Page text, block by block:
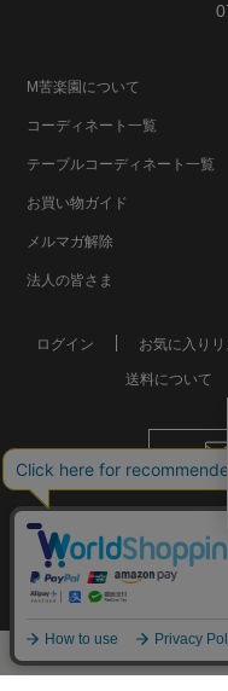
M苦楽園について
コーディネート一覧
テーブルコーディネート一覧
お買い物ガイド
メルマガ解除
法人の皆さま
ログイン お気に入りリ
送料について
会社概要 個人情報保護方針
おしゃれな食器やお皿の